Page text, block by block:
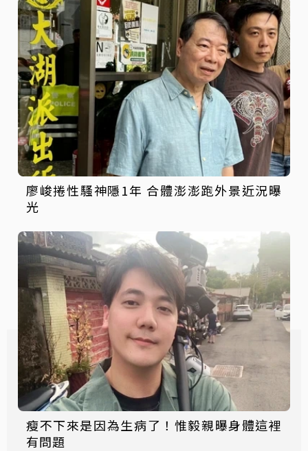
廖峻捲性騷神隱1年 合體澎澎跑外景近況曝
光
瘦不下來是因為生病了！惟毅親曝身體這裡
有問題